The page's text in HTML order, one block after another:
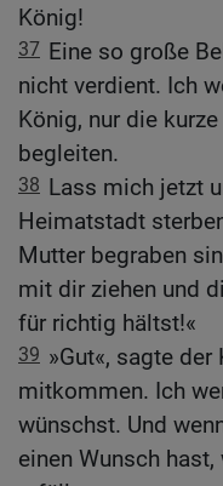
König!
37 Eine so große
nicht verdient. Ich
König, nur die
begleiten.
38 Lass mich jetzt
Heimatstadt
Mutter begraben
mit dir ziehen und
für richtig hältst!«
39 »Gut«, sagte
mitkommen. Ich
wünschst. Und
einen Wunsch